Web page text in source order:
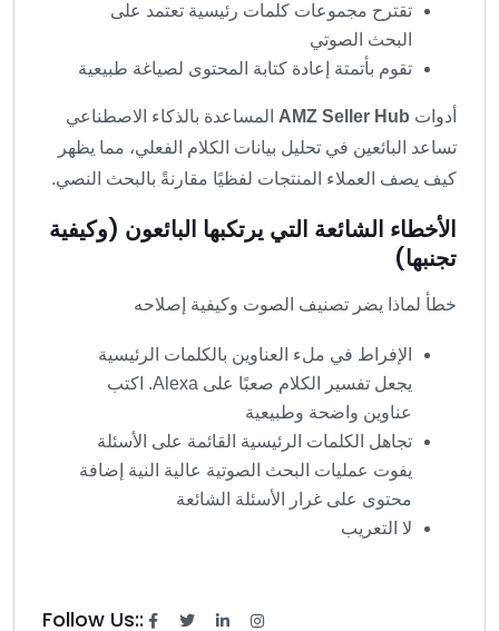
تقترح مجموعات كلمات رئيسية تعتمد على
البحث الصوتي
تقوم بأتمتة إعادة كتابة المحتوى لصياغة طبيعية
أدوات AMZ Seller Hub المساعدة بالذكاء الاصطناعي
تساعد البائعين في تحليل بيانات الكلام الفعلي، مما يظهر
كيف يصف العملاء المنتجات لفظيًا مقارنةً بالبحث النصي.
الأخطاء الشائعة التي يرتكبها البائعون (وكيفية
تجنبها)
خطأ لماذا يضر تصنيف الصوت وكيفية إصلاحه
الإفراط في ملء العناوين بالكلمات الرئيسية
يجعل تفسير الكلام صعبًا على Alexa. اكتب
عناوين واضحة وطبيعية
تجاهل الكلمات الرئيسية القائمة على الأسئلة
يفوت عمليات البحث الصوتية عالية النية إضافة
محتوى على غرار الأسئلة الشائعة
لا التعريب
Follow Us::